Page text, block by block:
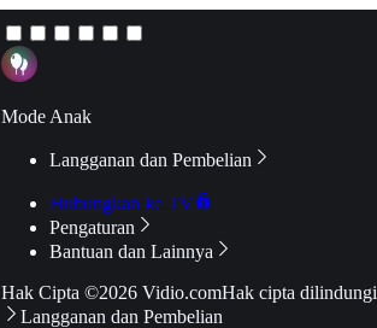
Mode Anak
Langganan dan Pembelian
Hubungkan ke TV
Pengaturan
Bantuan dan Lainnya
Hak Cipta ©2026 Vidio.comHak cipta
Langganan dan Pembelian